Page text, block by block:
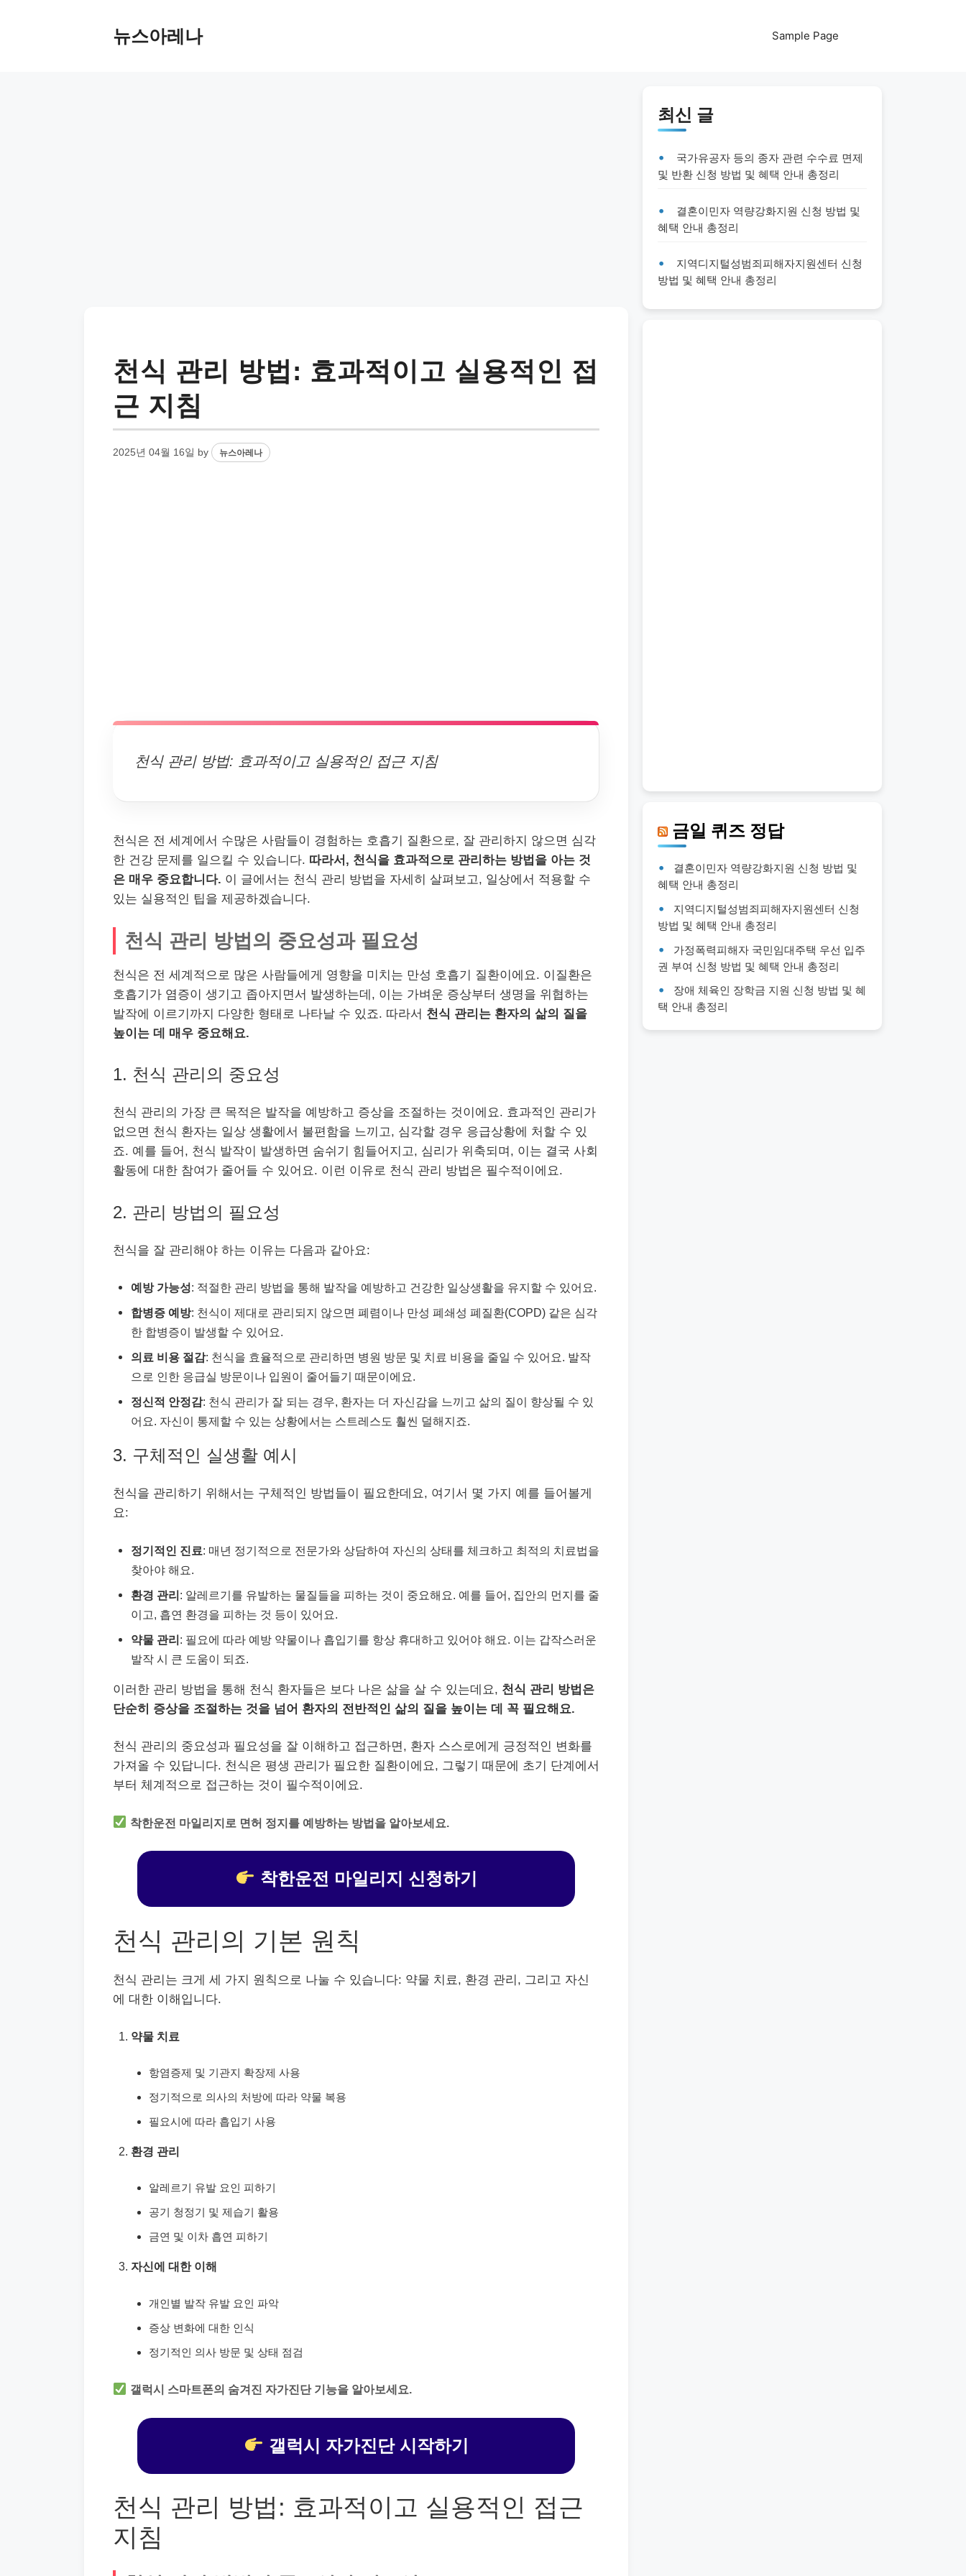
뉴스아레나 Sample Page
천식 관리 방법: 효과적이고 실용적인 접
근 지침
2025년 04월 16일 by 뉴스아레나
천식 관리 방법: 효과적이고 실용적인 접근 지침
천식은 전 세계에서 수많은 사람들이 경험하는 호흡기 질환으로, 잘 관리하지 않으면 심각
한 건강 문제를 일으킬 수 있습니다. 따라서, 천식을 효과적으로 관리하는 방법을 아는 것
은 매우 중요합니다. 이 글에서는 천식 관리 방법을 자세히 살펴보고, 일상에서 적용할 수
있는 실용적인 팁을 제공하겠습니다.
천식 관리 방법의 중요성과 필요성
천식은 전 세계적으로 많은 사람들에게 영향을 미치는 만성 호흡기 질환이에요. 이질환은
호흡기가 염증이 생기고 좁아지면서 발생하는데, 이는 가벼운 증상부터 생명을 위협하는
발작에 이르기까지 다양한 형태로 나타날 수 있죠. 따라서 천식 관리는 환자의 삶의 질을
높이는 데 매우 중요해요.
1. 천식 관리의 중요성
천식 관리의 가장 큰 목적은 발작을 예방하고 증상을 조절하는 것이에요. 효과적인 관리가
없으면 천식 환자는 일상 생활에서 불편함을 느끼고, 심각할 경우 응급상황에 처할 수 있
죠. 예를 들어, 천식 발작이 발생하면 숨쉬기 힘들어지고, 심리가 위축되며, 이는 결국 사회
활동에 대한 참여가 줄어들 수 있어요. 이런 이유로 천식 관리 방법은 필수적이에요.
2. 관리 방법의 필요성
천식을 잘 관리해야 하는 이유는 다음과 같아요:
예방 가능성: 적절한 관리 방법을 통해 발작을 예방하고 건강한 일상생활을 유지할 수 있어요.
합병증 예방: 천식이 제대로 관리되지 않으면 폐렴이나 만성 폐쇄성 폐질환(COPD) 같은 심각
한 합병증이 발생할 수 있어요.
의료 비용 절감: 천식을 효율적으로 관리하면 병원 방문 및 치료 비용을 줄일 수 있어요. 발작
으로 인한 응급실 방문이나 입원이 줄어들기 때문이에요.
정신적 안정감: 천식 관리가 잘 되는 경우, 환자는 더 자신감을 느끼고 삶의 질이 향상될 수 있
어요. 자신이 통제할 수 있는 상황에서는 스트레스도 훨씬 덜해지죠.
3. 구체적인 실생활 예시
천식을 관리하기 위해서는 구체적인 방법들이 필요한데요, 여기서 몇 가지 예를 들어볼게
요:
정기적인 진료: 매년 정기적으로 전문가와 상담하여 자신의 상태를 체크하고 최적의 치료법을
찾아야 해요.
환경 관리: 알레르기를 유발하는 물질들을 피하는 것이 중요해요. 예를 들어, 집안의 먼지를 줄
이고, 흡연 환경을 피하는 것 등이 있어요.
약물 관리: 필요에 따라 예방 약물이나 흡입기를 항상 휴대하고 있어야 해요. 이는 갑작스러운
발작 시 큰 도움이 되죠.
이러한 관리 방법을 통해 천식 환자들은 보다 나은 삶을 살 수 있는데요, 천식 관리 방법은
단순히 증상을 조절하는 것을 넘어 환자의 전반적인 삶의 질을 높이는 데 꼭 필요해요.
천식 관리의 중요성과 필요성을 잘 이해하고 접근하면, 환자 스스로에게 긍정적인 변화를
가져올 수 있답니다. 천식은 평생 관리가 필요한 질환이에요, 그렇기 때문에 초기 단계에서
부터 체계적으로 접근하는 것이 필수적이에요.
착한운전 마일리지로 면허 정지를 예방하는 방법을 알아보세요.
착한운전 마일리지 신청하기
천식 관리의 기본 원칙
천식 관리는 크게 세 가지 원칙으로 나눌 수 있습니다: 약물 치료, 환경 관리, 그리고 자신
에 대한 이해입니다.
약물 치료
항염증제 및 기관지 확장제 사용
정기적으로 의사의 처방에 따라 약물 복용
필요시에 따라 흡입기 사용
환경 관리
알레르기 유발 요인 피하기
공기 청정기 및 제습기 활용
금연 및 이차 흡연 피하기
자신에 대한 이해
개인별 발작 유발 요인 파악
증상 변화에 대한 인식
정기적인 의사 방문 및 상태 점검
갤럭시 스마트폰의 숨겨진 자가진단 기능을 알아보세요.
갤럭시 자가진단 시작하기
천식 관리 방법: 효과적이고 실용적인 접근
지침
최신 글
국가유공자 등의 종자 관련 수수료 면제
및 반환 신청 방법 및 혜택 안내 총정리
결혼이민자 역량강화지원 신청 방법 및
혜택 안내 총정리
지역디지털성범죄피해자지원센터 신청
방법 및 혜택 안내 총정리
금일 퀴즈 정답
결혼이민자 역량강화지원 신청 방법 및
혜택 안내 총정리
지역디지털성범죄피해자지원센터 신청
방법 및 혜택 안내 총정리
가정폭력피해자 국민임대주택 우선 입주
권 부여 신청 방법 및 혜택 안내 총정리
장애 체육인 장학금 지원 신청 방법 및 혜
택 안내 총정리